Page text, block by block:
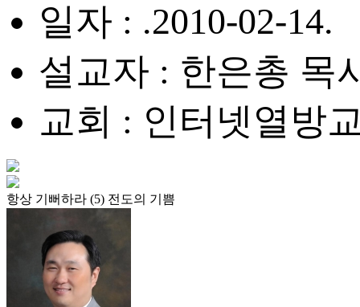
일자 : .2010-02-14.
설교자 : 한은총 목
교회 : 인터넷열방
항상 기뻐하라 (5) 전도의 기쁨